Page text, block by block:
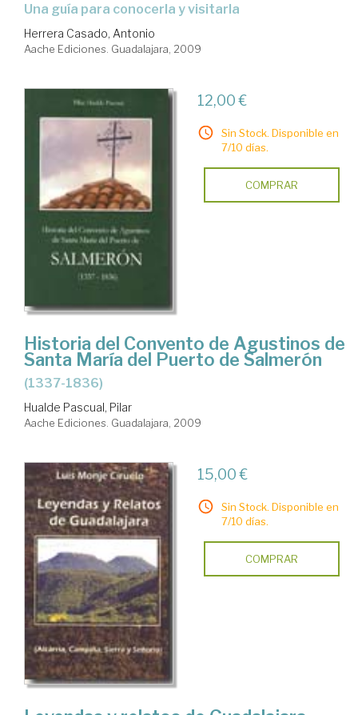
una guía para conocerla y visitarla
Herrera Casado, Antonio
Aache Ediciones. Guadalajara, 2009
12,00 €
Sin Stock. Disponible en
7/10 días.
COMPRAR
Historia del Convento de Agustinos de
Santa María del Puerto de Salmerón
(1337-1836)
Hualde Pascual, Pilar
Aache Ediciones. Guadalajara, 2009
15,00 €
Sin Stock. Disponible en
7/10 días.
COMPRAR